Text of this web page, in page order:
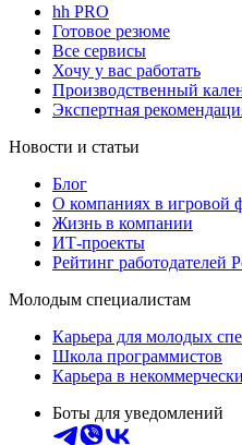
hh PRO
Готовое резюме
Все сервисы
Хочу у вас работать
Производственный
Экспертная
Новости и статьи
Блог
О компаниях в игровой
Жизнь в компании
ИТ-проекты
Рейтинг работодателей
Молодым специалистам
Карьера для молодых
Школа программистов
Карьера в
Боты для уведомлений